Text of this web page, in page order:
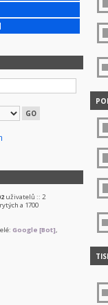
uživatelů :: 2
a 1700
Google [Bot],